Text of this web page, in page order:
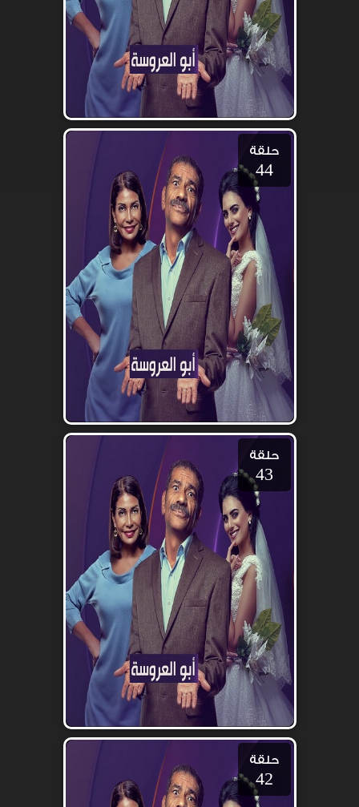
حلقة
44
حلقة
43
حلقة
42